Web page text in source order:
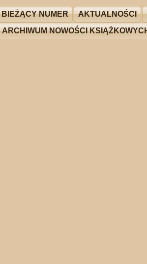
BIEŻĄCY NUMER AKTUALNOŚCI
ARCHIWUM NOWOŚCI